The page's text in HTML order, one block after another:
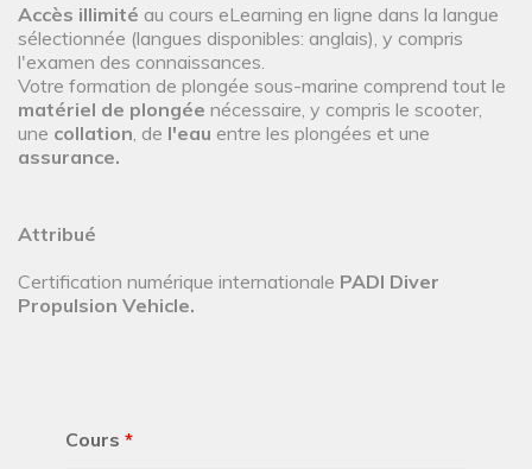
Accès illimité au cours eLearning en ligne dans la langue
sélectionnée (langues disponibles: anglais), y compris
l'examen des connaissances.
Votre formation de plongée sous-marine comprend tout le
matériel de plongée nécessaire, y compris le scooter,
une collation, de l'eau entre les plongées et une
assurance.
Attribué
Certification numérique internationale PADI Diver
Propulsion Vehicle.
Cours *